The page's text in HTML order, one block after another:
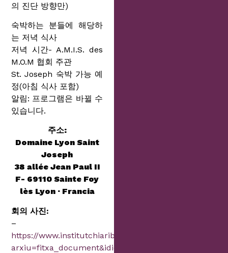
의 진단 방향만)
숙박하는 분들에 해당하
는 저녁 식사
저녁 시간- A.M.I.S. des
M.O.M 협회 주관
St. Joseph 숙박 가능 예
정(아침 식사 포함)
알림: 프로그램은 바뀔 수
있습니다.
주소:
Domaine Lyon Saint
Joseph
38 allée Jean Paul II
F- 69110 Sainte Foy
lès Lyon · Francia
회의 사진:
–
https://www.institutchiaribcn.com/index.php?
arxiu=fitxa_document&idioma=9&id=13743